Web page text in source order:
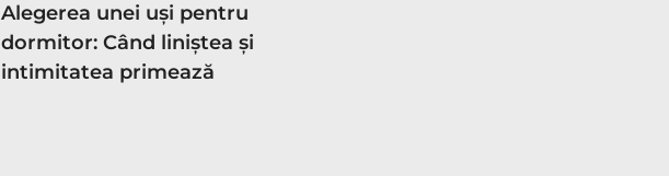
Alegerea unei uși pentru
dormitor: Când liniștea și
intimitatea primează